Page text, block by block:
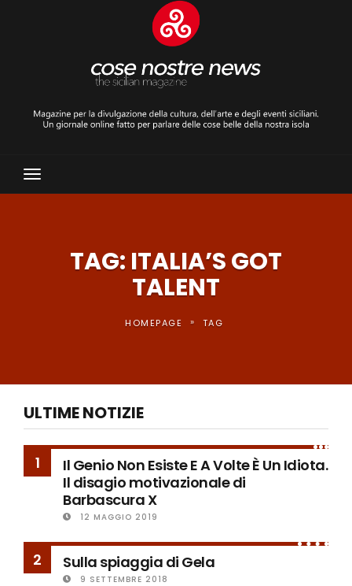
Toggle
Navigation
TAG: ITALIA’S GOT
TALENT
HOMEPAGE » TAG
ULTIME NOTIZIE
1
Il Genio Non Esiste E A Volte È Un Idiota.
Il disagio motivazionale di
Barbascura X
12 MAGGIO 2019
2 Sulla spiaggia di Gela
9 SETTEMBRE 2018